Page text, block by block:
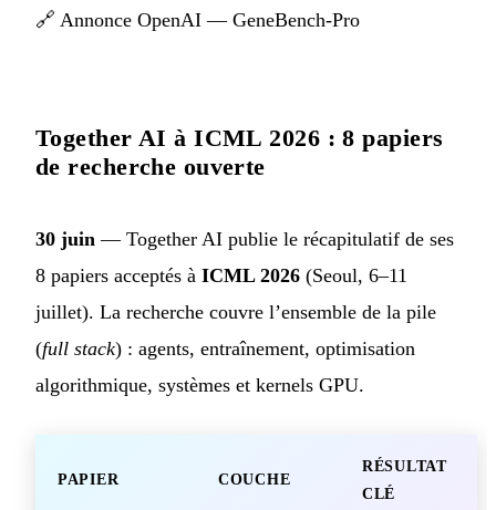
🔗 Annonce OpenAI — GeneBench-Pro
Together AI à ICML 2026 : 8 papiers
de recherche ouverte
30 juin — Together AI publie le récapitulatif de ses
8 papiers acceptés à ICML 2026 (Seoul, 6–11
juillet). La recherche couvre l’ensemble de la pile
(full stack) : agents, entraînement, optimisation
algorithmique, systèmes et kernels GPU.
PAPIER COUCHE
RÉSULTAT
CLÉ